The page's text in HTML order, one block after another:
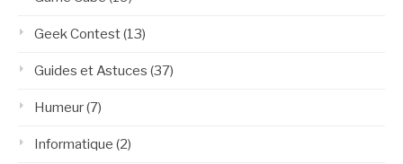
Geek Contest(13)
Guides et Astuces (37)
Humeur(7)
Informatique (2)